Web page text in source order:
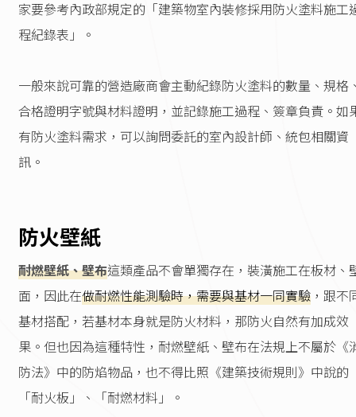
家要參考內政部規定的「建築物室內裝修採用防火塗料施工
程紀錄表」。
一般來說可靠的營造廠商會主動紀錄防火塗料的數量、規格
合格證明字號與材料證明，並記錄施工過程、簽章負責。如
有防火塗料需求，可以詢問委託的室內設計師、統包相關資
訊。
防火壁紙
耐燃壁紙、壁布這類產品不會單獨存在，裝潢施工在板材、
面，因此在做耐燃性能測驗時，需要與基材一同實驗 ，跟不
基材搭配，若基材本身就是防火材料，那防火自然有加成效
果。但也因為這種特性，耐燃壁紙、壁布在法規上不屬於《
防法》中的防焰物品，也不得比照《建築技術規則》中說的
「耐火板」、「耐燃材料」。